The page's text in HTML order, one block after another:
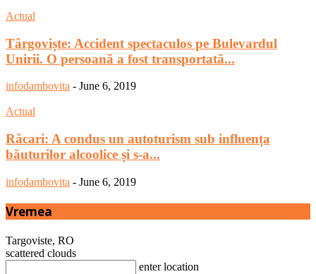
Actual
Târgoviște: Accident spectaculos pe Bulevardul
Unirii. O persoană a fost transportată...
infodambovita - June 6, 2019
Actual
Răcari: A condus un autoturism sub influența
băuturilor alcoolice și s-a...
infodambovita - June 6, 2019
Vremea
Targoviste, RO
scattered clouds
enter location